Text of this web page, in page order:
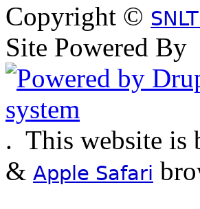
Copyright ©
Site Powered By
. This website is
& Apple Safari